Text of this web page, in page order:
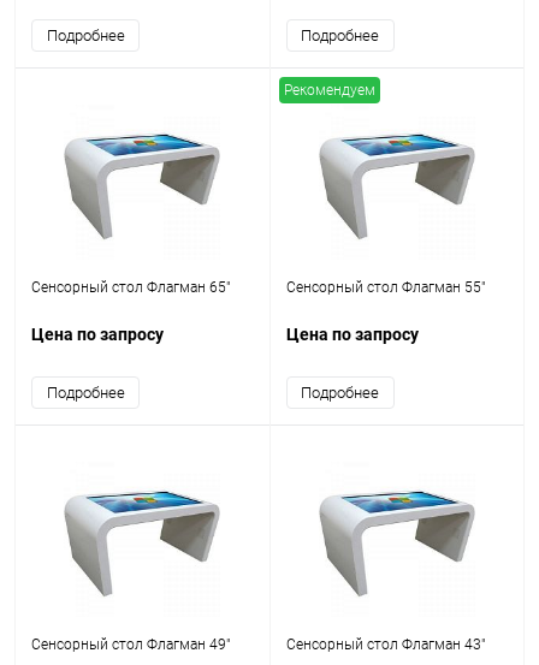
Подробнее Подробнее
Сенсорный стол Флагман 65"
Цена по запросу
Подробнее
Рекомендуем
Сенсорный стол Флагман 55"
Цена по запросу
Подробнее
Сенсорный стол Флагман 49" Сенсорный стол Флагман 43"